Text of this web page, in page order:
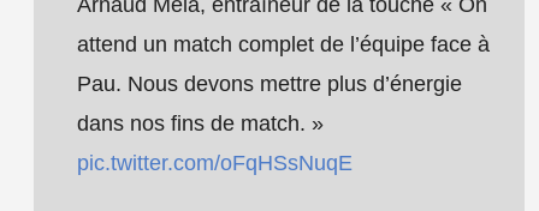
attend un match complet de l’équipe face à
Pau. Nous devons mettre plus d’énergie
dans nos fins de match. »
pic.twitter.com/oFqHSsNuqE